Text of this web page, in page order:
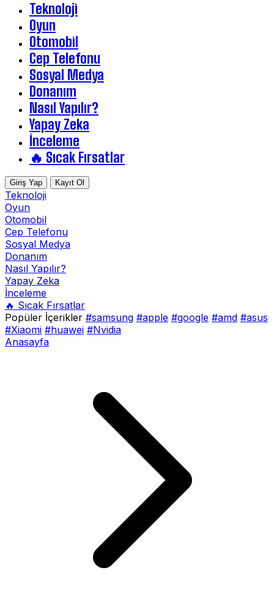
Teknoloji
Oyun
Otomobil
Cep Telefonu
Sosyal Medya
Donanım
Nasıl Yapılır?
Yapay Zeka
İnceleme
🔥 Sıcak Fırsatlar
Giriş Yap Kayıt Ol
Teknoloji
Oyun
Otomobil
Cep Telefonu
Sosyal Medya
Donanım
Nasıl Yapılır?
Yapay Zeka
İnceleme
🔥 Sıcak Fırsatlar
Popüler İçerikler #samsung #apple #google #amd #asus
#Xiaomi #huawei #Nvidia
Anasayfa